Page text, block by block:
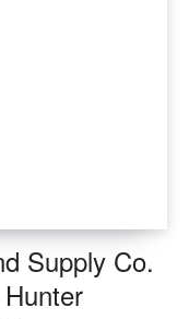
Supply Co.